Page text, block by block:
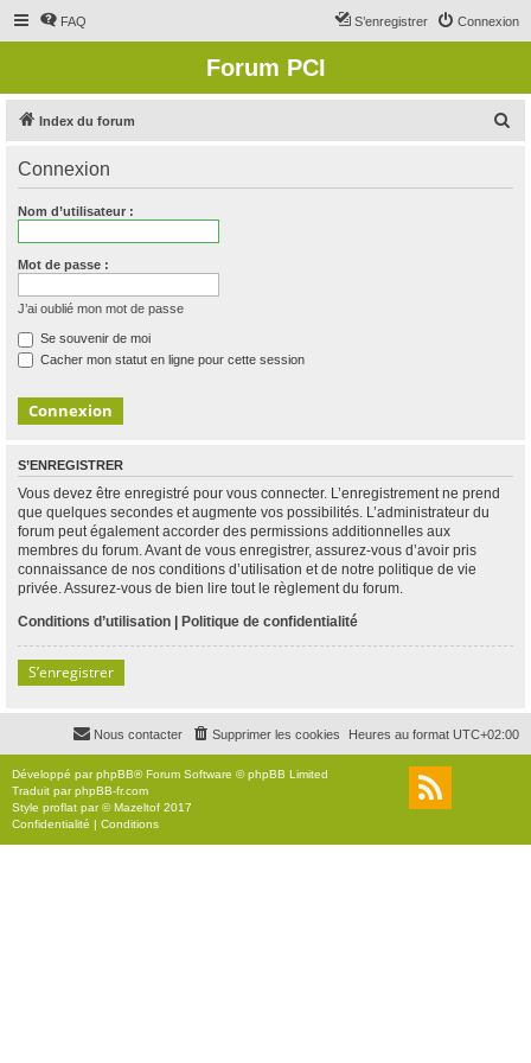
FAQ Connexion
S’enregistrer
Forum PCI
Index du forum
Connexion
Nom d’utilisateur :
Mot de passe :
J’ai oublié mon mot de passe
Se souvenir de moi
Cacher mon statut en ligne pour cette session
S’ENREGISTRER
Vous devez être enregistré pour vous connecter. L’enregistrement ne prend
que quelques secondes et augmente vos possibilités. L’administrateur du
forum peut également accorder des permissions additionnelles aux
membres du forum. Avant de vous enregistrer, assurez-vous d’avoir pris
connaissance de nos conditions d’utilisation et de notre politique de vie
privée. Assurez-vous de bien lire tout le règlement du forum.
Conditions d’utilisation | Politique de confidentialité
S’enregistrer
Heures au format UTC+02:00
Supprimer les cookies
Nous contacter
Développé parphpBB® Forum Software © phpBB Limited
Traduit parphpBB-fr.com
Style proflat par ©Mazeltof 2017
Confidentialité | Conditions